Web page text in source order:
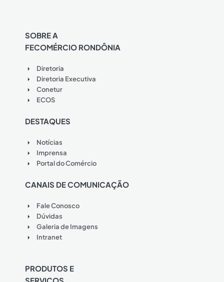
SOBRE A
FECOMÉRCIO RONDÔNIA
Diretoria
Diretoria Executiva
Conetur
ECOS
DESTAQUES
Notícias
Imprensa
Portal do Comércio
CANAIS DE COMUNICAÇÃO
Fale Conosco
Dúvidas
Galeria de Imagens
Intranet
PRODUTOS E